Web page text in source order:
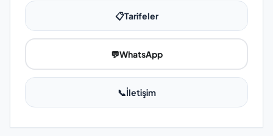
📋Tarifeler
💬WhatsApp
📞İletişim